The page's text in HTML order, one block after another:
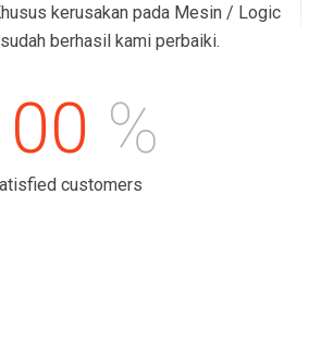
kerusakan pada Mesin / Logic
berhasil kami perbaiki.
%
customers